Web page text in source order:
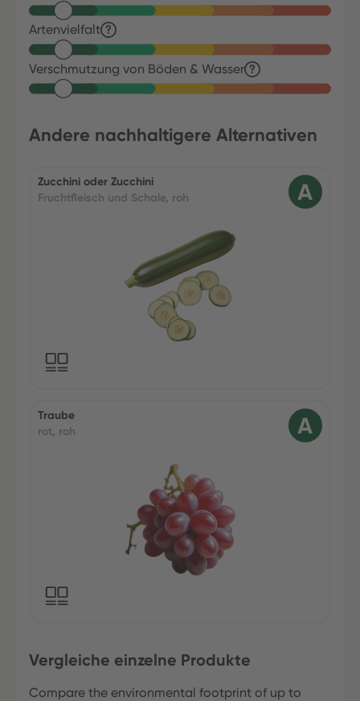
Artenvielfalt
Verschmutzung von Böden & Wasser
Andere nachhaltigere Alternativen
Zucchini oder Zucchini
Fruchtfleisch und Schale, roh
Traube
rot, roh
Vergleiche einzelne Produkte
Compare the environmental footprint of up to